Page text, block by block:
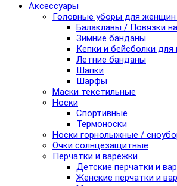
Аксессуары
Головные уборы для женщин
Балаклавы / Повязки
Зимние банданы
Кепки и бейсболки
Летние банданы
Шапки
Шарфы
Маски текстильные
Носки
Спортивные
Термоноски
Носки горнолыжные /
Очки солнцезащитные
Перчатки и варежки
Детские перчатки и
Женские перчатки и